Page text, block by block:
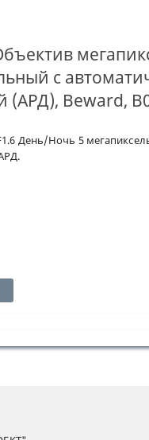
с
(АРД), Beward,
День/Ночь 5